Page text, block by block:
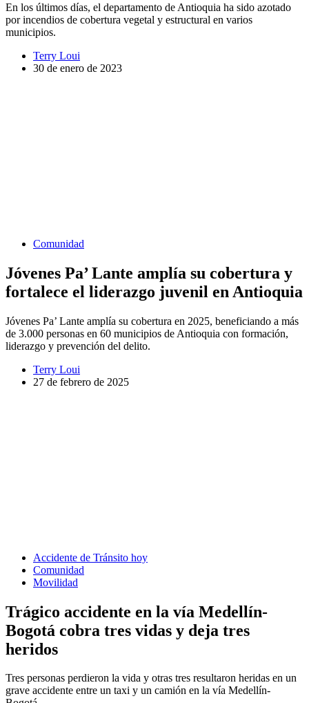
En los últimos días, el departamento de Antioquia ha sido azotado
por incendios de cobertura vegetal y estructural en varios
municipios.
Terry Loui
30 de enero de 2023
Comunidad
Jóvenes Pa’ Lante amplía su cobertura y
fortalece el liderazgo juvenil en Antioquia
Jóvenes Pa’ Lante amplía su cobertura en 2025, beneficiando a más
de 3.000 personas en 60 municipios de Antioquia con formación,
liderazgo y prevención del delito.
Terry Loui
27 de febrero de 2025
Accidente de Tránsito hoy
Comunidad
Movilidad
Trágico accidente en la vía Medellín-
Bogotá cobra tres vidas y deja tres
heridos
Tres personas perdieron la vida y otras tres resultaron heridas en un
grave accidente entre un taxi y un camión en la vía Medellín-